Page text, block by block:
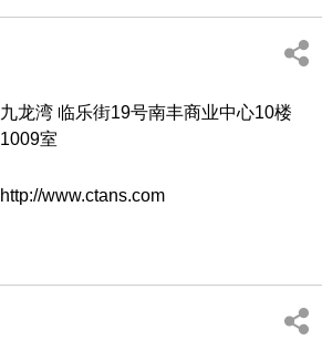
九龙湾 临乐街19号南丰商业中心10楼
1009室
http://www.ctans.com